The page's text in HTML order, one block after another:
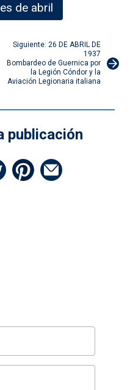
de abril
Siguiente: 26 DE ABRIL DE
1937
Bombardeo de Guernica por
la Legión Cóndor y la
Aviación Legionaria italiana
publicación